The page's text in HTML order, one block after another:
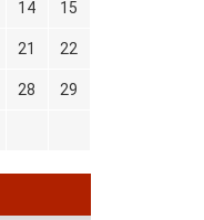
14 15
21 22
28 29